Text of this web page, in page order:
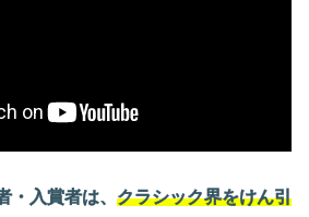
・入賞者は、 クラシック界をけん引